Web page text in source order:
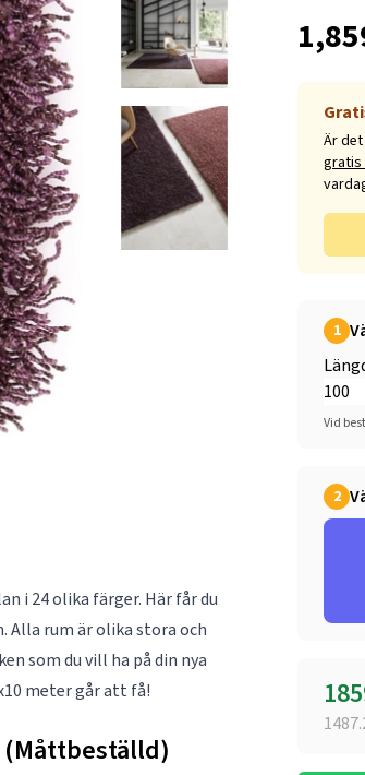
Är
gratis
1
Vid
2
i 24 olika färger. Här får du
Alla rum är olika stora och
som du vill ha på din nya
meter går att få!
(Måttbeställd)